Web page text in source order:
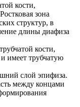
кости,
зона
структур, в
длины диафиза
кости,
и имеет трубчатую
слой эпифиза.
между концами